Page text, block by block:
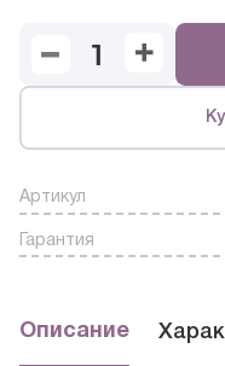
Артикул
Гарантия
Описание